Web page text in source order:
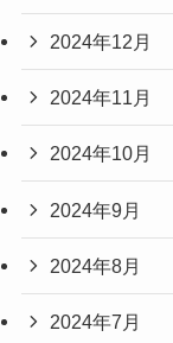
2024年12月
2024年11月
2024年10月
2024年9月
2024年8月
2024年7月